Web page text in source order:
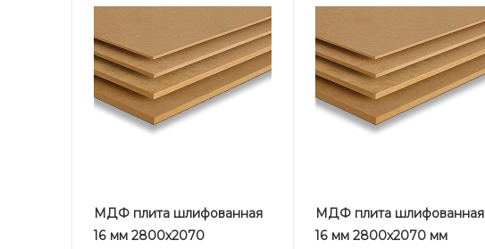
МДФ плита шлифованная
16 мм 2800х2070
МДФ плита шлифованная
16 мм 2800х2070 мм